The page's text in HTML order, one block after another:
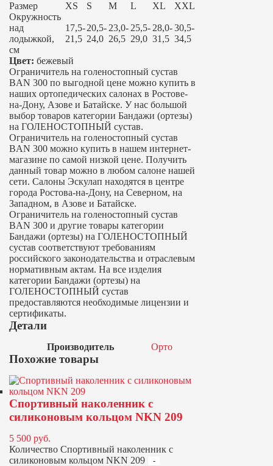
Размер XS S M L XL
XXL
Окружность
над
лодыжкой,
см
17,5-
21,5
20,5-
24,0
23,0-
26,5
25,5-
29,0
28,0-
31,5
30,5-
34,5
Цвет: бежевый
Ограничитель на голеностопный сустав
BAN 300 по выгодной цене можно купить в
наших ортопедических салонах в Ростове-
на-Дону, Азове и Батайске. У нас большой
выбор товаров категории Бандажи (ортезы)
на ГОЛЕНОСТОПНЫЙ сустав.
Ограничитель на голеностопный сустав
BAN 300 можно купить в нашем интернет-
магазине по самой низкой цене. Получить
данный товар можно в любом салоне нашей
сети. Салоны Эскулап находятся в центре
города Ростова-на-Дону, на Северном, на
Западном, в Азове и Батайске.
Ограничитель на голеностопный сустав
BAN 300 и другие товары категории
Бандажи (ортезы) на ГОЛЕНОСТОПНЫЙ
сустав соответствуют требованиям
российского законодательства и отраслевым
нормативным актам. На все изделия
категории Бандажи (ортезы) на
ГОЛЕНОСТОПНЫЙ сустав
предоставляются необходимые лицензии и
сертификаты.
Детали
Производитель Орто
Похожие товары
Спортивный наколенник с
силиконовым кольцом NKN 209
5 500 руб.
Количество Спортивный наколенник с
силиконовым кольцом NKN 209